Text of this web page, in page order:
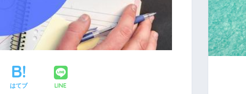
はてブ LINE